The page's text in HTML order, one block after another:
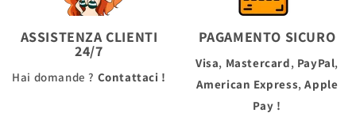
ASSISTENZA CLIENTI
24/7
Hai domande ? Contattaci !
PAGAMENTO SICURO
Visa, Mastercard, PayPal,
American Express,Apple
Pay !